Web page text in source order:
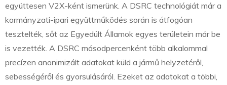
együttesen V2X-ként ismerünk. A DSRC technológiát már a
kormányzati-ipari együttműködés során is átfogóan
tesztelték, sőt az Egyedült Államok egyes területein már be
is vezették. A DSRC másodpercenként több alkalommal
precízen anonimizált adatokat küld a jármű helyzetéről,
sebességéről és gyorsulásáról. Ezeket az adatokat a többi,